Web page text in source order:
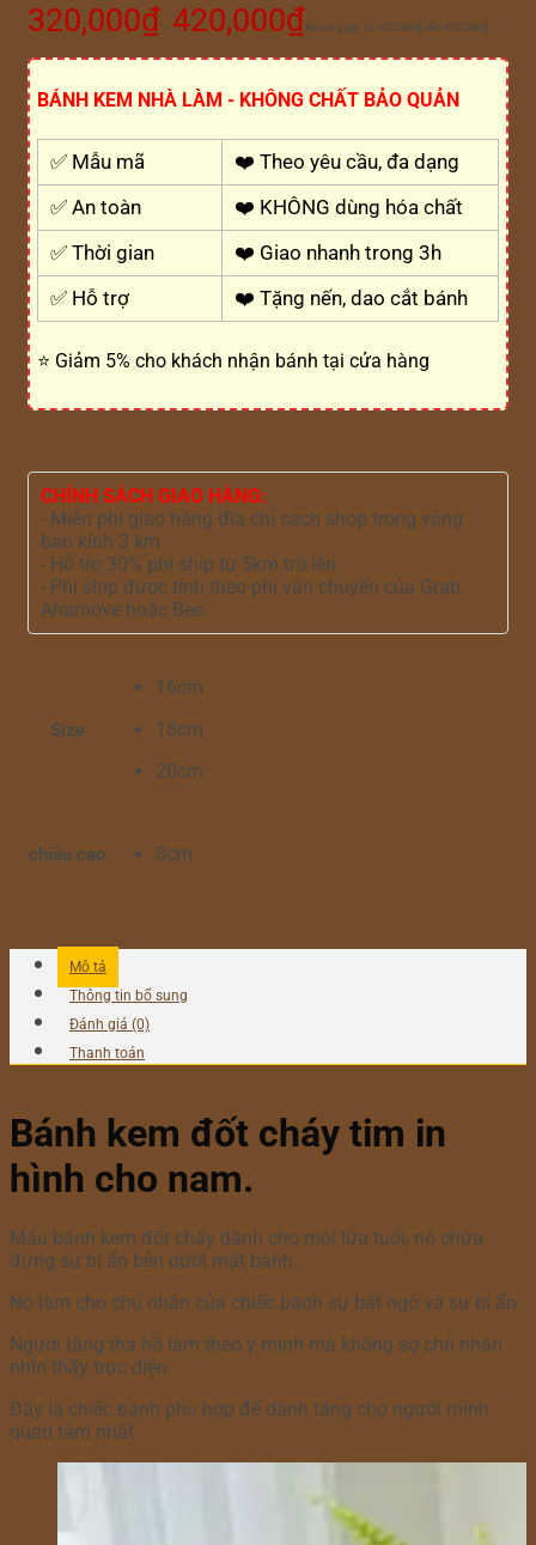
320,000₫ – 420,000₫ Khoảng giá: từ 320,000₫ đến 420,000₫
BÁNH KEM NHÀ LÀM - KHÔNG CHẤT BẢO QUẢN
✅ Mẫu mã
❤️ Theo yêu cầu, đa dạng
✅ An toàn
❤️ KHÔNG dùng hóa chất
✅ Thời gian
❤️ Giao nhanh trong 3h
✅ Hỗ trợ
❤️ Tặng nến, dao cắt bánh
⭐ Giảm 5% cho khách nhận bánh tại cửa hàng
CHÍNH SÁCH GIAO HÀNG:
- Miễn phí giao hàng địa chỉ cách shop trong vòng
bán kính 3 km
- Hỗ trợ 30% phí ship từ 5km trở lên.
- Phí ship được tính theo phí vận chuyển của Grab,
Ahamove hoặc Bee.
Size
16cm
18cm
20cm
chiều cao 8cm
Mô tả
Thông tin bổ sung
Đánh giá (0)
Thanh toán
Bánh kem đốt cháy tim in
hình cho nam.
Mẫu bánh kem đốt cháy dành cho mọi lứa tuổi, nó chứa
đựng sự bí ẩn bên dưới mặt bánh.
Nó làm cho chủ nhân của chiếc bánh sự bất ngờ và sự bí ẩn.
Người tặng tha hồ làm theo ý mình mà không sợ chủ nhân
nhìn thấy trực diện.
Đây là chiếc bánh phù hợp để dành tặng cho người mình
quan tâm nhất.